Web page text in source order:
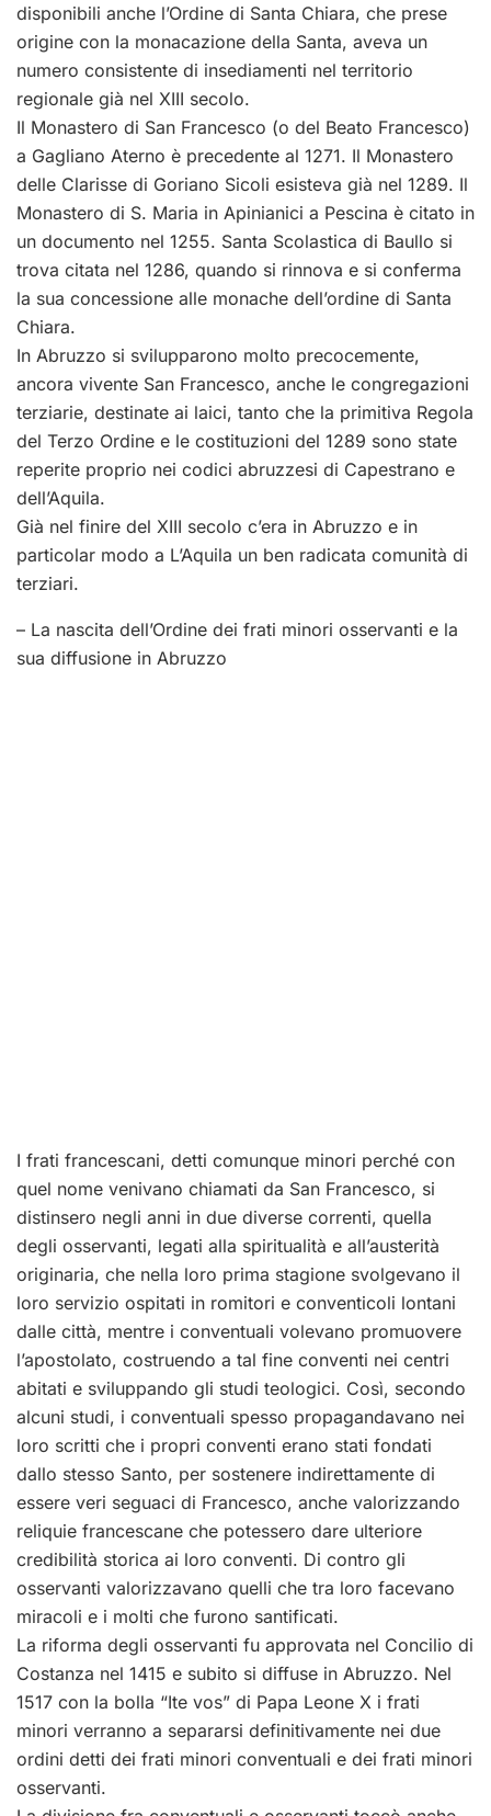
disponibili anche l’Ordine di Santa Chiara, che prese
origine con la monacazione della Santa, aveva un
numero consistente di insediamenti nel territorio
regionale già nel XIII secolo.
Il Monastero di San Francesco (o del Beato Francesco)
a Gagliano Aterno è precedente al 1271. Il Monastero
delle Clarisse di Goriano Sicoli esisteva già nel 1289. Il
Monastero di S. Maria in Apinianici a Pescina è citato in
un documento nel 1255. Santa Scolastica di Baullo si
trova citata nel 1286, quando si rinnova e si conferma
la sua concessione alle monache dell’ordine di Santa
Chiara.
In Abruzzo si svilupparono molto precocemente,
ancora vivente San Francesco, anche le congregazioni
terziarie, destinate ai laici, tanto che la primitiva Regola
del Terzo Ordine e le costituzioni del 1289 sono state
reperite proprio nei codici abruzzesi di Capestrano e
dell’Aquila.
Già nel finire del XIII secolo c’era in Abruzzo e in
particolar modo a L’Aquila un ben radicata comunità di
terziari.
– La nascita dell’Ordine dei frati minori osservanti e la
sua diffusione in Abruzzo
I frati francescani, detti comunque minori perché con
quel nome venivano chiamati da San Francesco, si
distinsero negli anni in due diverse correnti, quella
degli osservanti, legati alla spiritualità e all’austerità
originaria, che nella loro prima stagione svolgevano il
loro servizio ospitati in romitori e conventicoli lontani
dalle città, mentre i conventuali volevano promuovere
l’apostolato, costruendo a tal fine conventi nei centri
abitati e sviluppando gli studi teologici. Così, secondo
alcuni studi, i conventuali spesso propagandavano nei
loro scritti che i propri conventi erano stati fondati
dallo stesso Santo, per sostenere indirettamente di
essere veri seguaci di Francesco, anche valorizzando
reliquie francescane che potessero dare ulteriore
credibilità storica ai loro conventi. Di contro gli
osservanti valorizzavano quelli che tra loro facevano
miracoli e i molti che furono santificati.
La riforma degli osservanti fu approvata nel Concilio di
Costanza nel 1415 e subito si diffuse in Abruzzo. Nel
1517 con la bolla “Ite vos” di Papa Leone X i frati
minori verranno a separarsi definitivamente nei due
ordini detti dei frati minori conventuali e dei frati minori
osservanti.